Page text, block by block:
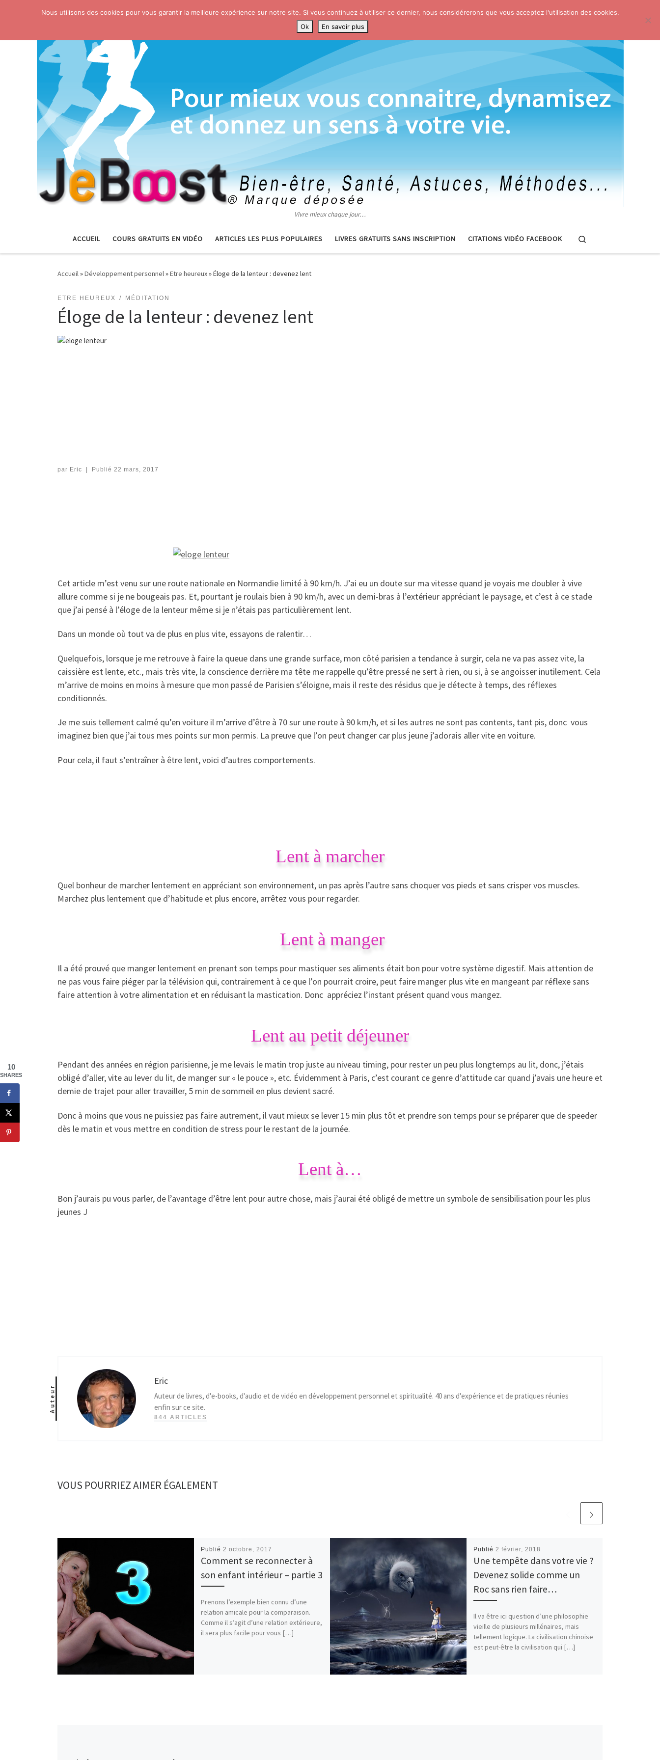
Skip to content
Vivre mieux chaque jour…
ACCUEIL COURS GRATUITS EN VIDÉO ARTICLES LES PLUS POPULAIRES LIVRES GRATUITS SANS INSCRIPTION CITATIONS VIDÉO FACEBOOK
Accueil»Développement personnel»Etre heureux»Éloge de la lenteur : devenez lent
ETRE HEUREUX MÉDITATION
Éloge de la lenteur : devenez lent
par Eric Publié 22 mars, 2017
Cet article m’est venu sur une route nationale en Normandie limité à 90 km/h. J’ai eu un doute sur ma vitesse quand je voyais me doubler à vive
allure comme si je ne bougeais pas. Et, pourtant je roulais bien à 90 km/h, avec un demi-bras à l’extérieur appréciant le paysage, et c’est à ce stade
que j’ai pensé à l’éloge de la lenteur même si je n’étais pas particulièrement lent.
Dans un monde où tout va de plus en plus vite, essayons de ralentir…
Quelquefois, lorsque je me retrouve à faire la queue dans une grande surface, mon côté parisien a tendance à surgir, cela ne va pas assez vite, la
caissière est lente, etc., mais très vite, la conscience derrière ma tête me rappelle qu’être pressé ne sert à rien, ou si, à se angoisser inutilement. Cela
m’arrive de moins en moins à mesure que mon passé de Parisien s’éloigne, mais il reste des résidus que je détecte à temps, des réflexes
conditionnés.
Je me suis tellement calmé qu’en voiture il m’arrive d’être à 70 sur une route à 90 km/h, et si les autres ne sont pas contents, tant pis, donc vous
imaginez bien que j’ai tous mes points sur mon permis. La preuve que l’on peut changer car plus jeune j’adorais aller vite en voiture.
Pour cela, il faut s’entraîner à être lent, voici d’autres comportements.
Lent à marcher
Quel bonheur de marcher lentement en appréciant son environnement, un pas après l’autre sans choquer vos pieds et sans crisper vos muscles.
Marchez plus lentement que d’habitude et plus encore, arrêtez vous pour regarder.
Lent à manger
Il a été prouvé que manger lentement en prenant son temps pour mastiquer ses aliments était bon pour votre système digestif. Mais attention de
ne pas vous faire piéger par la télévision qui, contrairement à ce que l’on pourrait croire, peut faire manger plus vite en mangeant par réflexe sans
faire attention à votre alimentation et en réduisant la mastication. Donc appréciez l’instant présent quand vous mangez.
Lent au petit déjeuner
Pendant des années en région parisienne, je me levais le matin trop juste au niveau timing, pour rester un peu plus longtemps au lit, donc, j’étais
obligé d’aller, vite au lever du lit, de manger sur « le pouce », etc. Évidemment à Paris, c’est courant ce genre d’attitude car quand j’avais une heure et
demie de trajet pour aller travailler, 5 min de sommeil en plus devient sacré.
Donc à moins que vous ne puissiez pas faire autrement, il vaut mieux se lever 15 min plus tôt et prendre son temps pour se préparer que de speeder
dès le matin et vous mettre en condition de stress pour le restant de la journée.
Lent à…
Bon j’aurais pu vous parler, de l’avantage d’être lent pour autre chose, mais j’aurai été obligé de mettre un symbole de sensibilisation pour les plus
jeunes J
Auteur
Eric
Auteur de livres, d'e-books, d'audio et de vidéo en développement personnel et spiritualité. 40 ans d'expérience et de pratiques réunies
enfin sur ce site.
844 ARTICLES
VOUS POURRIEZ AIMER ÉGALEMENT
Publié 2 octobre, 2017
Comment se reconnecter à
son enfant intérieur – partie 3
Prenons l’exemple bien connu d’une
relation amicale pour la comparaison.
Comme il s’agit d’une relation extérieure,
il sera plus facile pour vous […]
Publié 2 février, 2018
Une tempête dans votre vie ?
Devenez solide comme un
Roc sans rien faire…
Il va être ici question d’une philosophie
vieille de plusieurs millénaires, mais
tellement logique. La civilisation chinoise
est peut-être la civilisation qui […]
10
SHARES
Nous utilisons des cookies pour vous garantir la meilleure expérience sur notre site. Si vous continuez à utiliser ce dernier, nous considérerons que vous acceptez l'utilisation des cookies.
Ok
En savoir plus